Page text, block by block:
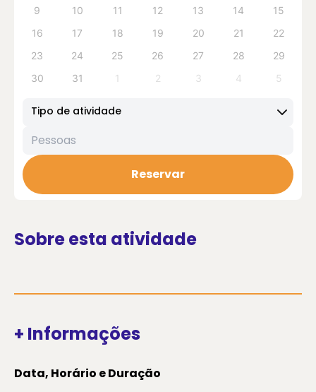
anterior.
9
10 11 12 13 14
15
16
17 18 19 20 21
22
23
24 25 26 27 28
29
30
31 1 2 3 4 5
Tipo de atividade
Reservar
Sobre esta atividade
+ Informações
Data, Horário e Duração